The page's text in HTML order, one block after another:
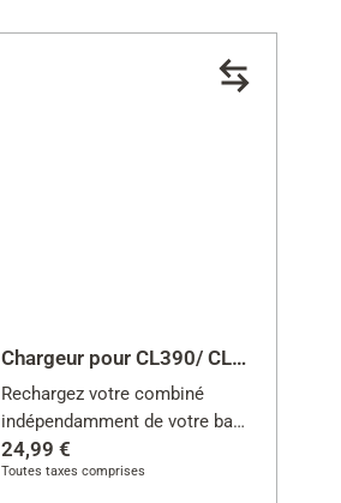
Chargeur pour CL390/ CL390HX
Rechargez votre combiné
indépendamment de votre base
24,99 €
Toutes taxes comprises